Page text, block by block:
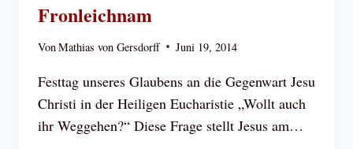
Fronleichnam
VonMathias von Gersdorff Juni 19, 2014
Festtag unseres Glaubens an die Gegenwart Jesu
Christi in der Heiligen Eucharistie „Wollt auch
ihr Weggehen?“ Diese Frage stellt Jesus am…